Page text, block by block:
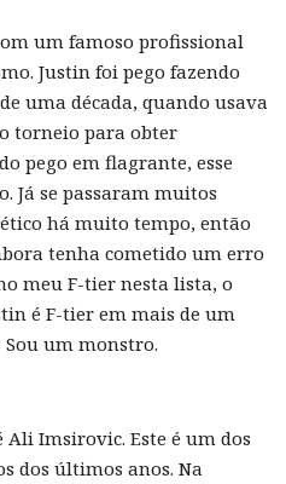
um famoso profissional
Justin foi pego fazendo
uma década, quando usava
torneio para obter
pego em flagrante, esse
Já se passaram muitos
há muito tempo, então
tenha cometido um erro
meu F-tier nesta lista, o
é F-tier em mais de um
Sou um monstro.
Imsirovic. Este é um dos
dos últimos anos. Na